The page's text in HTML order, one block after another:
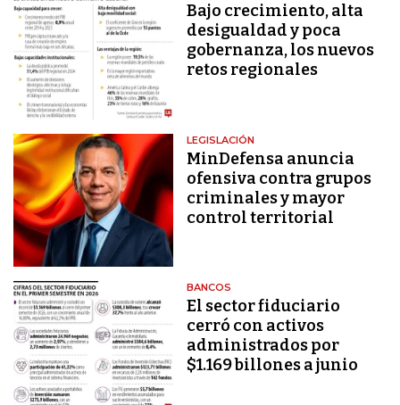
Bajo crecimiento, alta
desigualdad y poca
gobernanza, los nuevos
retos regionales
LEGISLACIÓN
MinDefensa anuncia
ofensiva contra grupos
criminales y mayor
control territorial
BANCOS
El sector fiduciario
cerró con activos
administrados por
$1.169 billones a junio